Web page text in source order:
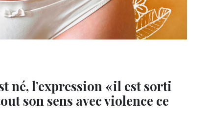
né, l’expression « il est sorti
son sens avec violence ce